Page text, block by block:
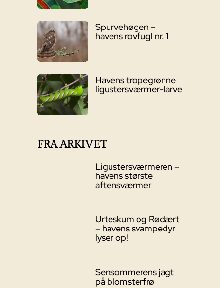
Spurvehøgen –
havens rovfugl nr. 1
Havens tropegrønne
ligustersværmer-larve
FRA ARKIVET
Ligustersværmeren –
havens største
aftensværmer
Urteskum og Rødært
– havens svampedyr
lyser op!
Sensommerens jagt
på blomsterfrø